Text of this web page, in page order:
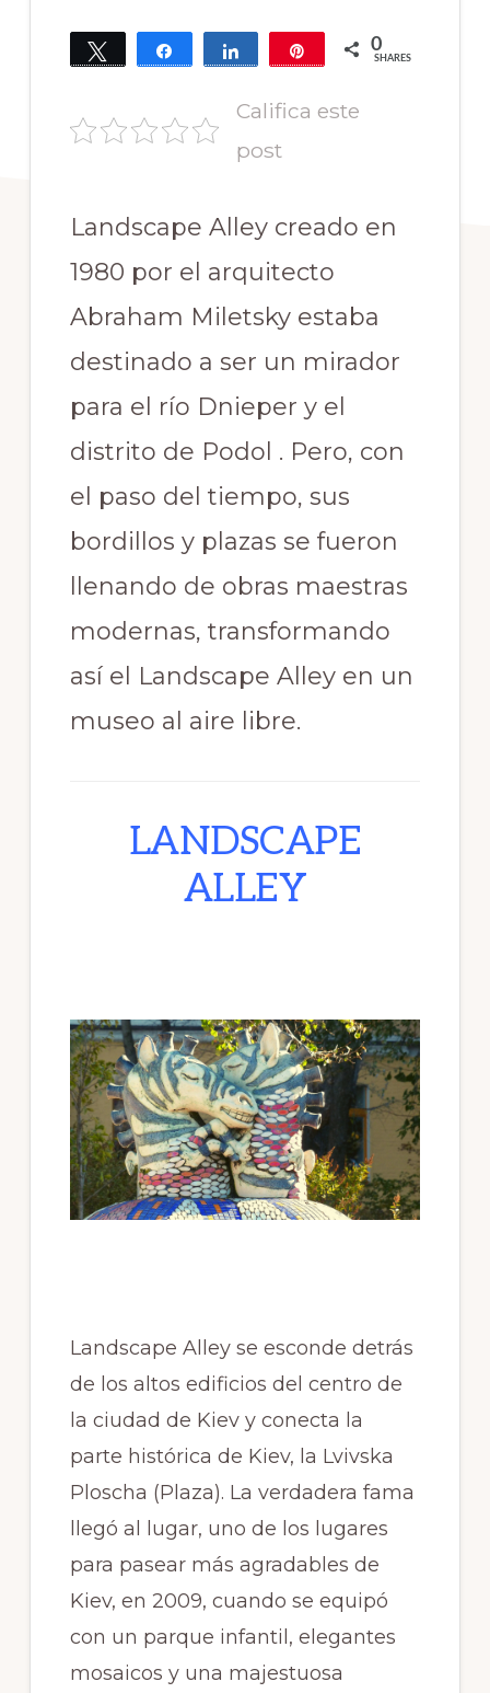
Tweet Share Share 0
SHARES
Califica este
post
Landscape Alley creado en
1980 por el arquitecto
Abraham Miletsky estaba
destinado a ser un mirador
para el río Dnieper y el
distrito de Podol . Pero, con
el paso del tiempo, sus
bordillos y plazas se fueron
llenando de obras maestras
modernas, transformando
así el Landscape Alley en un
museo al aire libre.
LANDSCAPE
ALLEY
Landscape Alley se esconde detrás
de los altos edificios del centro de
la ciudad de Kiev y conecta la
parte histórica de Kiev, la Lvivska
Ploscha (Plaza). La verdadera fama
llegó al lugar, uno de los lugares
para pasear más agradables de
Kiev, en 2009, cuando se equipó
con un parque infantil, elegantes
mosaicos y una majestuosa